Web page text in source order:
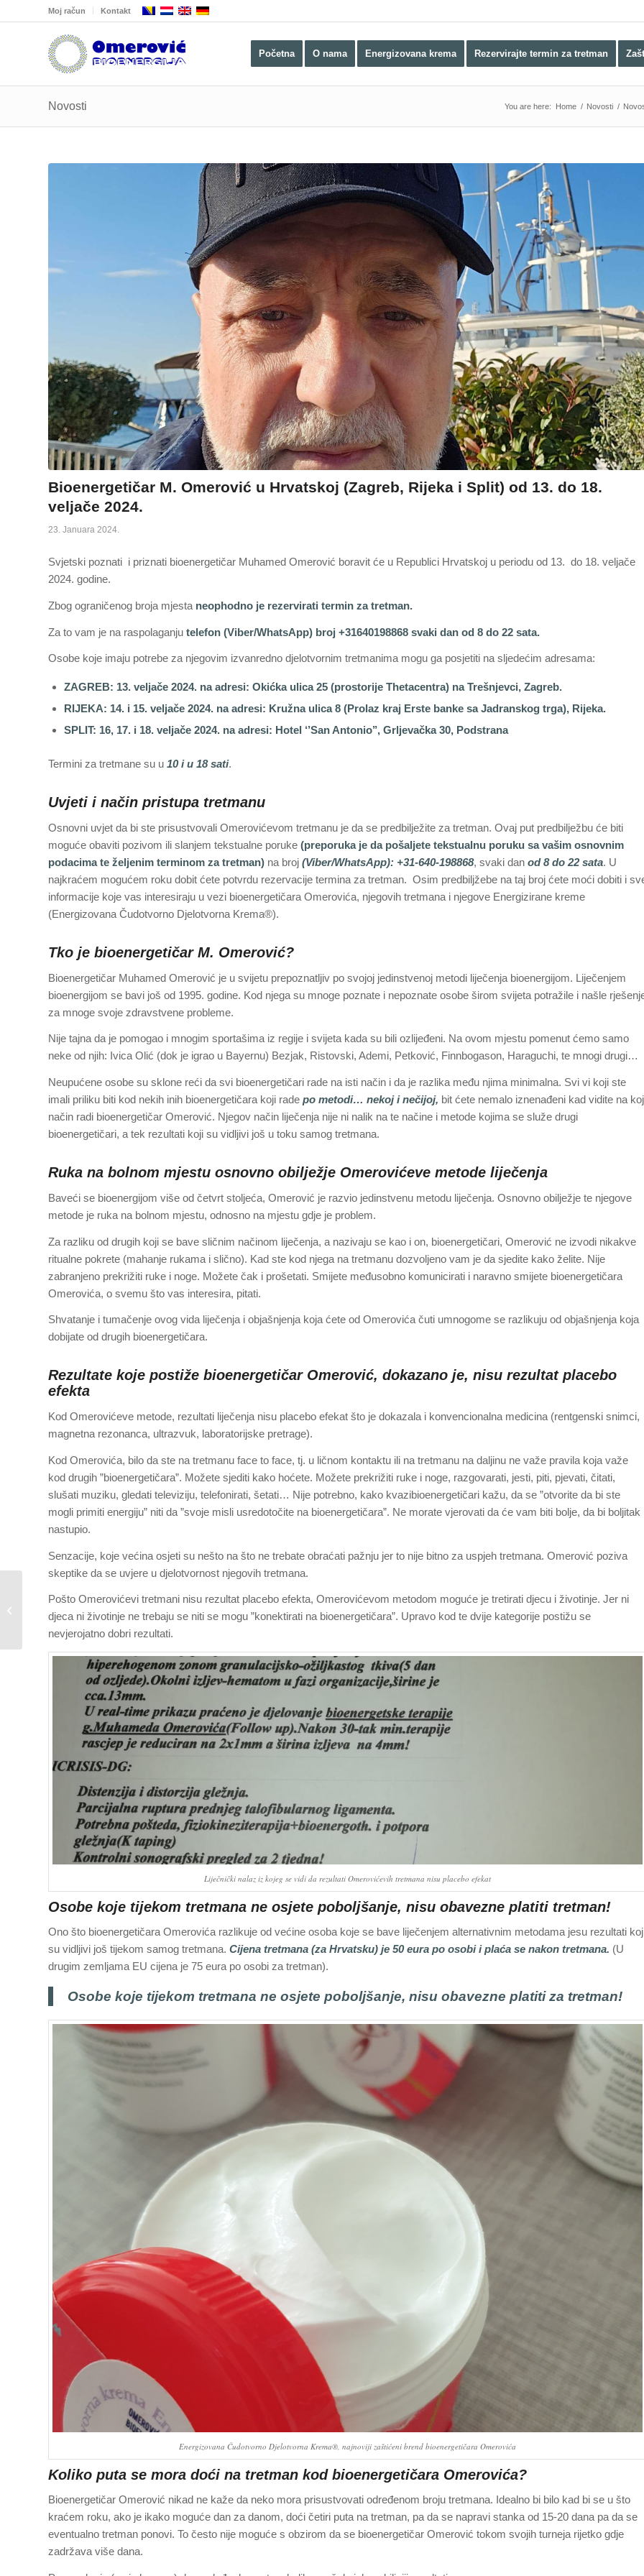
Moj račun Kontakt
Početna O nama Energizovana krema Rezervirajte termin za tretman
Novosti You are here: Home / Novosti /
Bioenergetičar M. Omerović u Hrvatskoj (Zagreb, Rijeka i Split) od 13. do 18.
veljače 2024.
23. Januara 2024.
Svjetski poznati i priznati bioenergetičar Muhamed Omerović boravit će u Republici Hrvatskoj u periodu od 13. do 18. veljače
2024. godine.
Zbog ograničenog broja mjesta neophodno je rezervirati termin za tretman.
Za to vam je na raspolaganju telefon (Viber/WhatsApp) broj +31640198868 svaki dan od 8 do 22 sata.
Osobe koje imaju potrebe za njegovim izvanredno djelotvornim tretmanima mogu ga posjetiti na sljedećim adresama:
ZAGREB: 13. veljače 2024. na adresi: Okićka ulica 25 (prostorije Thetacentra) na Trešnjevci, Zagreb.
RIJEKA: 14. i 15. veljače 2024. na adresi: Kružna ulica 8 (Prolaz kraj Erste banke sa Jadranskog trga), Rijeka.
SPLIT: 16, 17. i 18. veljače 2024. na adresi: Hotel ‘’San Antonio’’, Grljevačka 30, Podstrana
Termini za tretmane su u 10 i u 18 sati.
Uvjeti i način pristupa tretmanu
Osnovni uvjet da bi ste prisustvovali Omerovićevom tretmanu je da se predbilježite za tretman. Ovaj put predbilježbu će biti
moguće obaviti pozivom ili slanjem tekstualne poruke (preporuka je da pošaljete tekstualnu poruku sa vašim osnovnim
podacima te željenim terminom za tretman) na broj (Viber/WhatsApp): +31-640-198868, svaki dan od 8 do 22 sata. U
najkraćem mogućem roku dobit ćete potvrdu rezervacije termina za tretman. Osim predbiljžebe na taj broj ćete moći dobiti i
informacije koje vas interesiraju u vezi bioenergetičara Omerovića, njegovih tretmana i njegove Energizirane kreme
(Energizovana Čudotvorno Djelotvorna Krema®).
Tko je bioenergetičar M. Omerović?
Bioenergetičar Muhamed Omerović je u svijetu prepoznatljiv po svojoj jedinstvenoj metodi liječenja bioenergijom. Liječenjem
bioenergijom se bavi još od 1995. godine. Kod njega su mnoge poznate i nepoznate osobe širom svijeta potražile i našle
za mnoge svoje zdravstvene probleme.
Nije tajna da je pomogao i mnogim sportašima iz regije i svijeta kada su bili ozlijeđeni. Na ovom mjestu pomenut ćemo samo
neke od njih: Ivica Olić (dok je igrao u Bayernu) Bezjak, Ristovski, Ademi, Petković, Finnbogason, Haraguchi, te mnogi drugi…
Neupućene osobe su sklone reći da svi bioenergetičari rade na isti način i da je razlika među njima minimalna. Svi vi koji ste
imali priliku biti kod nekih inih bioenergetičara koji rade po metodi… nekoj i nečijoj, bit ćete nemalo iznenađeni kad vidite na
način radi bioenergetičar Omerović. Njegov način liječenja nije ni nalik na te načine i metode kojima se služe drugi
bioenergetičari, a tek rezultati koji su vidljivi još u toku samog tretmana.
Ruka na bolnom mjestu osnovno obilježje Omerovićeve metode liječenja
Baveći se bioenergijom više od četvrt stoljeća, Omerović je razvio jedinstvenu metodu liječenja. Osnovno obilježje te njegove
metode je ruka na bolnom mjestu, odnosno na mjestu gdje je problem.
Za razliku od drugih koji se bave sličnim načinom liječenja, a nazivaju se kao i on, bioenergetičari, Omerović ne izvodi nikakve
ritualne pokrete (mahanje rukama i slično). Kad ste kod njega na tretmanu dozvoljeno vam je da sjedite kako želite. Nije
zabranjeno prekrižiti ruke i noge. Možete čak i prošetati. Smijete međusobno komunicirati i naravno smijete bioenergetičara
Omerovića, o svemu što vas interesira, pitati.
Shvatanje i tumačenje ovog vida liječenja i objašnjenja koja ćete od Omerovića čuti umnogome se razlikuju od objašnjenja koja
dobijate od drugih bioenergetičara.
Rezultate koje postiže bioenergetičar Omerović, dokazano je, nisu rezultat placebo
efekta
Kod Omerovićeve metode, rezultati liječenja nisu placebo efekat što je dokazala i konvencionalna medicina (rentgenski snimci,
magnetna rezonanca, ultrazvuk, laboratorijske pretrage).
Kod Omerovića, bilo da ste na tretmanu face to face, tj. u ličnom kontaktu ili na tretmanu na daljinu ne važe pravila koja važe
kod drugih ”bioenergetičara”. Možete sjediti kako hoćete. Možete prekrižiti ruke i noge, razgovarati, jesti, piti, pjevati, čitati,
slušati muziku, gledati televiziju, telefonirati, šetati… Nije potrebno, kako kvazibioenergetičari kažu, da se ”otvorite da bi ste
mogli primiti energiju” niti da ”svoje misli usredotočite na bioenergetičara”. Ne morate vjerovati da će vam biti bolje, da bi boljitak
nastupio.
Senzacije, koje većina osjeti su nešto na što ne trebate obraćati pažnju jer to nije bitno za uspjeh tretmana. Omerović poziva
skeptike da se uvjere u djelotvornost njegovih tretmana.
Pošto Omerovićevi tretmani nisu rezultat placebo efekta, Omerovićevom metodom moguće je tretirati djecu i životinje. Jer ni
djeca ni životinje ne trebaju se niti se mogu ”konektirati na bioenergetičara”. Upravo kod te dvije kategorije postižu se
nevjerojatno dobri rezultati.
Liječnički nalaz iz kojeg se vidi da rezultati Omerovićevih tretmana nisu placebo efekat
Osobe koje tijekom tretmana ne osjete poboljšanje, nisu obavezne platiti tretman!
Ono što bioenergetičara Omerovića razlikuje od većine osoba koje se bave liječenjem alternativnim metodama jesu rezultati
su vidljivi još tijekom samog tretmana. Cijena tretmana (za Hrvatsku) je 50 eura po osobi i plaća se nakon tretmana. (U
drugim zemljama EU cijena je 75 eura po osobi za tretman).
Osobe koje tijekom tretmana ne osjete poboljšanje, nisu obavezne platiti za tretman!
Energizovana Čudotvorno Djelotvorna Krema®, najnoviji zaštićeni brend bioenergetičara Omerovića
Koliko puta se mora doći na tretman kod bioenergetičara Omerovića?
Bioenergetičar Omerović nikad ne kaže da neko mora prisustvovati određenom broju tretmana. Idealno bi bilo kad bi se u što
kraćem roku, ako je ikako moguće dan za danom, doći četiri puta na tretman, pa da se napravi stanka od 15-20 dana pa da se
eventualno tretman ponovi. To često nije moguće s obzirom da se bioenergetičar Omerović tokom svojih turneja rijetko gdje
zadržava više dana.
Omerović u Hrvatskoj
(Rijeka i Zagreb) od 17.
do 19. siječnja...